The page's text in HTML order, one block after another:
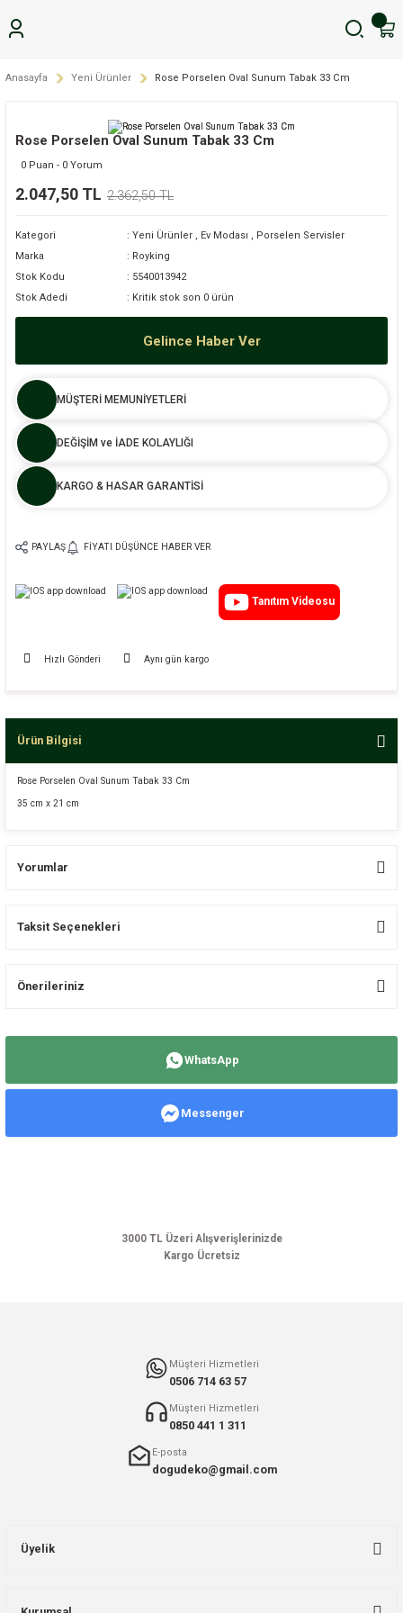
Anasayfa Yeni Ürünler Rose Porselen Oval Sunum Tabak 33 Cm
Rose Porselen Oval Sunum Tabak 33 Cm
0 Puan - 0 Yorum
2.047,50 TL 2.362,50 TL
Kategori Yeni Ürünler , Ev Modası , Porselen Servisler
Marka
Royking
Stok Kodu
5540013942
Stok Adedi
Kritik stok son 0 ürün
Gelince Haber Ver
MÜŞTERİ MEMUNİYETLERİ
DEĞİŞİM ve İADE KOLAYLIĞI
KARGO & HASAR GARANTİSİ
PAYLAŞ FIYATI DÜŞÜNCE HABER VER
Tanıtım Videosu
Hızlı Gönderi Aynı gün kargo
Ürün Bilgisi
Rose Porselen Oval Sunum Tabak 33 Cm
35 cm x 21 cm
Yorumlar
Taksit Seçenekleri
Önerileriniz
Ürün resmi kalitesiz, bozuk veya görüntülenemiyor.
WhatsApp
Messenger
3000 TL Üzeri Alışverişlerinizde
Kargo Ücretsiz
Müşteri Hizmetleri
0506 714 63 57
Müşteri Hizmetleri
0850 441 1 311
E-posta
dogudeko@gmail.com
Üyelik